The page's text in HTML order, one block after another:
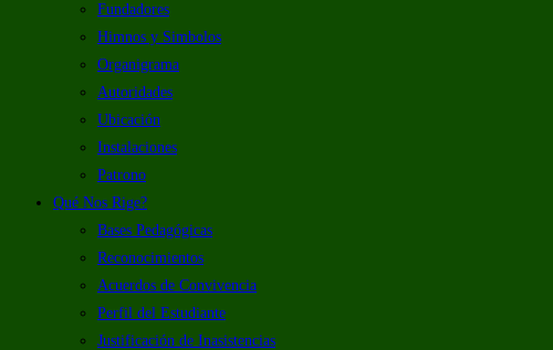
Fundadores
Himnos y Simbolos
Organigrama
Autoridades
Ubicación
Instalaciones
Patrono
Qué Nos Rige?
Bases Pedagógicas
Reconocimientos
Acuerdos de Convivencia
Perfil del Estudiante
Justificación de Inasistencias